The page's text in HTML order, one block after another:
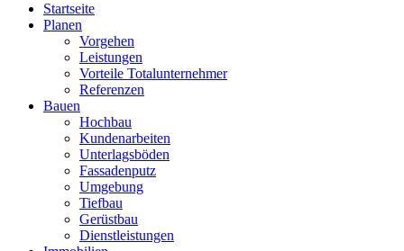
Startseite
Planen
Vorgehen
Leistungen
Vorteile Totalunternehmer
Referenzen
Bauen
Hochbau
Kundenarbeiten
Unterlagsböden
Fassadenputz
Umgebung
Tiefbau
Gerüstbau
Dienstleistungen